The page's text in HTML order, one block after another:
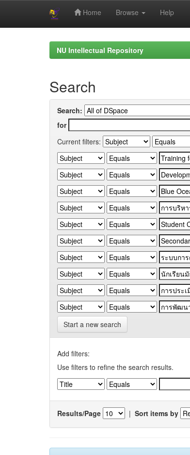
Home Browse Help
NU Intellectual Repository
Search
Search:
for
Current filters:
Start a new search
Add filters:
Use filters to refine the search results.
Results/Page | Sort items by